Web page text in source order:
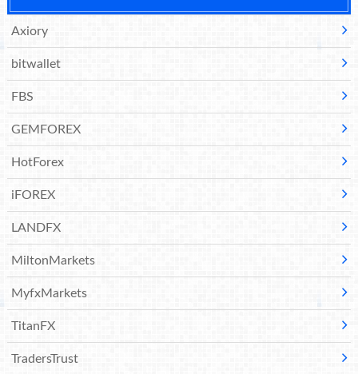
Axiory
bitwallet
FBS
GEMFOREX
HotForex
iFOREX
LANDFX
MiltonMarkets
MyfxMarkets
TitanFX
TradersTrust